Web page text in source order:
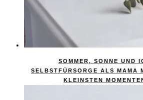
SOMMER, SONNE UND
SELBSTFÜRSORGE ALS MAMA
KLEINSTEN